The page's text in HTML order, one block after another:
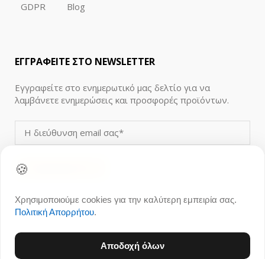
🍪
Χρησιμοποιούμε cookies για την καλύτερη εμπειρία σας.
Πολιτική Απορρήτου.
Αποδοχή όλων
GDPR Blog
ΕΓΓΡΑΦΕΙΤΕ ΣΤΟ NEWSLETTER
Εγγραφείτε στο ενημερωτικό μας δελτίο για να
λαμβάνετε ενημερώσεις και προσφορές προϊόντων.